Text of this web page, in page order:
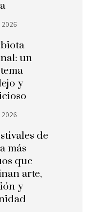
2026
un
y
2026
de
más
que
arte,
y